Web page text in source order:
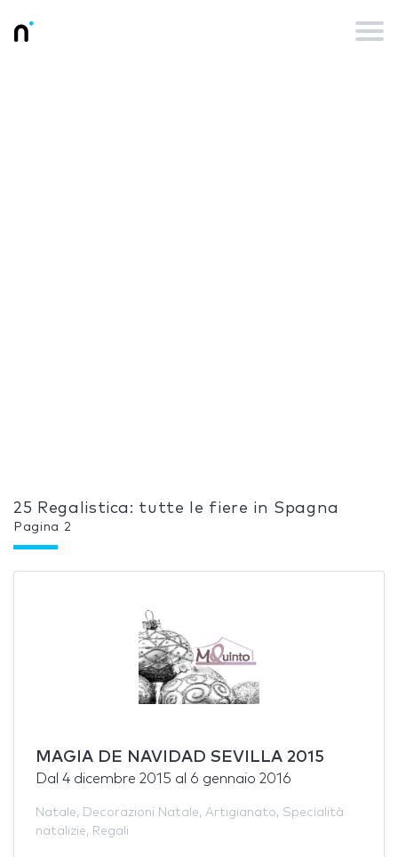
25 Regalistica: tutte le fiere in Spagna
Pagina 2
MAGIA DE NAVIDAD SEVILLA 2015
Dal 4 dicembre 2015 al 6 gennaio 2016
Natale, Decorazioni Natale, Artigianato, Specialità
natalizie, Regali